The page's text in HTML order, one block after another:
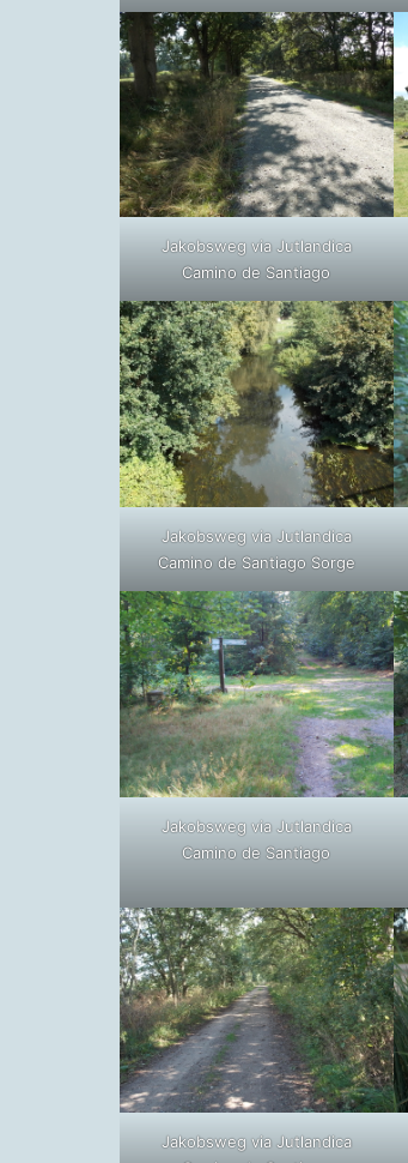
Jakobsweg via Jutlandica
Camino de Santiago
Jakobsweg via Jutlandica
Camino de Santiago Sorge
Jakobsweg via Jutlandica
Camino de Santiago
Jakobsweg via Jutlandica